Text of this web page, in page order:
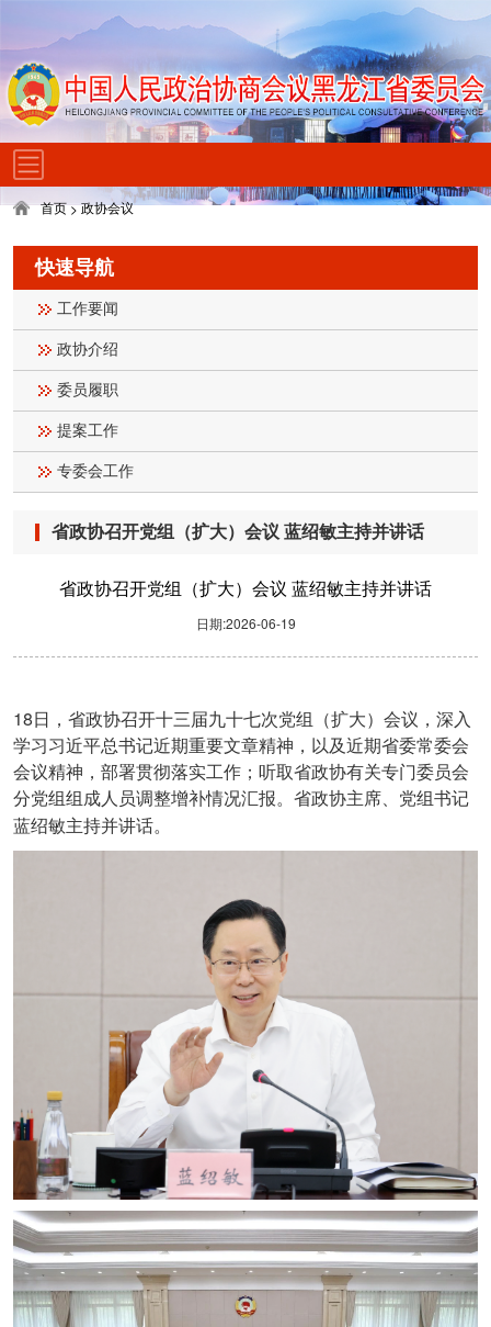
首页>政协会议
快速导航
工作要闻
政协介绍
委员履职
提案工作
专委会工作
省政协召开党组（扩大）会议 蓝绍敏主持并讲话
省政协召开党组（扩大）会议 蓝绍敏主持并讲话
日期:2026-06-19
18 日，省政协召开十三届九十七次党组（扩大）会议，深入
学习习近平总书记近期重要文章精神，以及近期省委常委会
会议精神，部署贯彻落实工作；听取省政协有关专门委员会
分党组组成人员调整增补情况汇报。省政协主席、党组书记
蓝绍敏主持并讲话。